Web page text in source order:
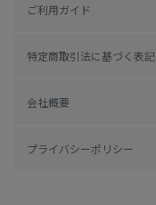
ご利用ガイド
特定商取引法に基づく表記
会社概要
プライバシーポリシー